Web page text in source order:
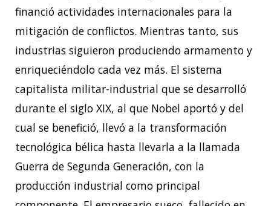
financió actividades internacionales para la
mitigación de conflictos. Mientras tanto, sus
industrias siguieron produciendo armamento y
enriqueciéndolo cada vez más. El sistema
capitalista militar-industrial que se desarrolló
durante el siglo XIX, al que Nobel aportó y del
cual se benefició, llevó a la transformación
tecnológica bélica hasta llevarla a la llamada
Guerra de Segunda Generación, con la
producción industrial como principal